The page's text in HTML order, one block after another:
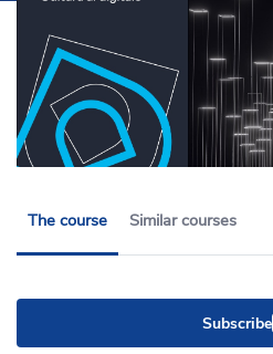
The course Similar courses
Subscribe